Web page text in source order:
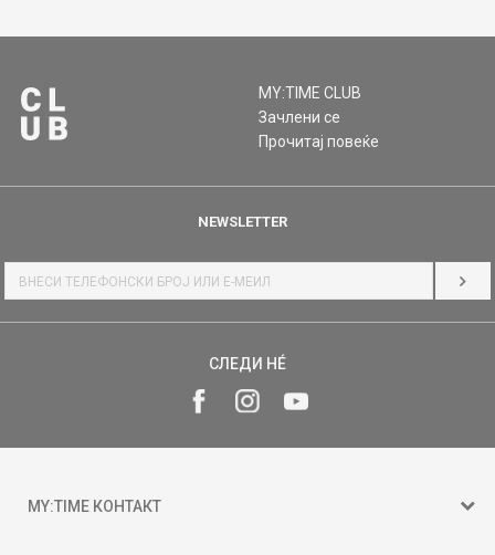
MY:TIME CLUB
Зачлени се
Прочитај повеќе
NEWSLETTER
СЛЕДИ НÉ
MY:TIME КОНТАКТ